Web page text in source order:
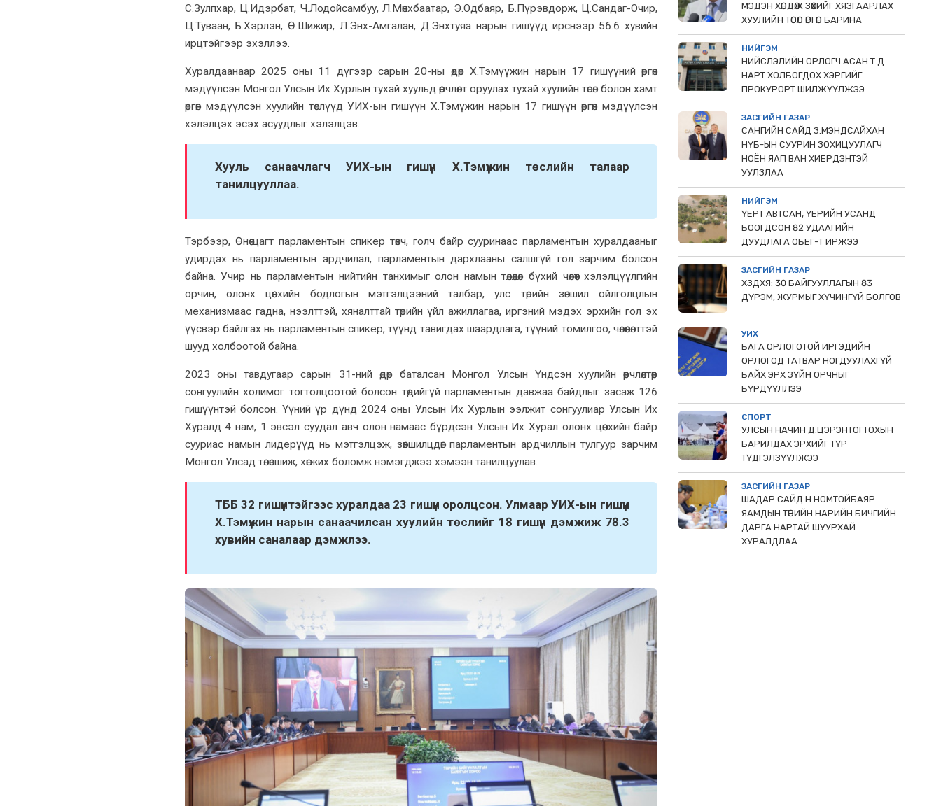
С.Зулпхар, Ц.Идэрбат, Ч.Лодойсамбуу, Л.Мөнхбаатар, Э.Одбаяр, Б.Пүрэвдорж, Ц.Сандаг-Очир,
Ц.Туваан, Б.Хэрлэн, Ө.Шижир, Л.Энх-Амгалан, Д.Энхтуяа нарын гишүүд ирснээр 56.6 хувийн
ирцтэйгээр эхэллээ.
Хуралдаанаар 2025 оны 11 дүгээр сарын 20-ны өдөр Х.Тэмүүжин нарын 17 гишүүний өргөн
мэдүүлсэн Монгол Улсын Их Хурлын тухай хуульд өөрчлөлт оруулах тухай хуулийн төсөл болон хамт
өргөн мэдүүлсэн хуулийн төслүүд УИХ-ын гишүүн Х.Тэмүжин нарын 17 гишүүн өргөн мэдүүлсэн
хэлэлцэх эсэх асуудлыг хэлэлцэв.
Хууль санаачлагч УИХ-ын гишүүн Х.Тэмүүжин төслийн талаар
танилцууллаа.
Тэрбээр, Өнөө цагт парламентын спикер төвч, голч байр сууринаас парламентын хуралдааныг
удирдах нь парламентын ардчилал, парламентын дархлааны салшгүй гол зарчим болсон
байна. Учир нь парламентын нийтийн танхимыг олон намын төлөөлөл бүхий чөлөөт хэлэлцүүлгийн
орчин, олонх цөөнхийн бодлогын мэтгэлцээний талбар, улс төрийн зөвшил ойлголцлын
механизмаас гадна, нээлттэй, хяналттай төрийн үйл ажиллагаа, иргэний мэдэх эрхийн гол эх
үүсвэр байлгах нь парламентын спикер, түүнд тавигдах шаардлага, түүний томилгоо, чөлөөлөлттэй
шууд холбоотой байна.
2023 оны тавдугаар сарын 31-ний өдөр баталсан Монгол Улсын Үндсэн хуулийн өөрчлөлтөөр
сонгуулийн холимог тогтолцоотой болсон төдийгүй парламентын давжаа байдлыг засаж 126
гишүүнтэй болсон. Үүний үр дүнд 2024 оны Улсын Их Хурлын ээлжит сонгуулиар Улсын Их
Хуралд 4 нам, 1 эвсэл суудал авч олон намаас бүрдсэн Улсын Их Хурал олонх цөөнхийн байр
сууриас намын лидерүүд нь мэтгэлцэж, зөвшилцдөг парламентын ардчиллын тулгуур зарчим
Монгол Улсад төлөвшиж, хөгжих боломж нэмэгджээ хэмээн танилцуулав.
ТББ 32 гишүүнтэйгээс хуралдаа 23 гишүүн оролцсон. Улмаар УИХ-ын гишүүн
Х.Тэмүүжин нарын санаачилсан хуулийн төслийг 18 гишүүн дэмжиж 78.3
хувийн саналаар дэмжлээ.
МЭДЭН ХӨНДӨЖ ЗӨӨХИЙГ ХЯЗГААРЛАХ
ХУУЛИЙН ТӨСӨЛ ӨРГӨН БАРИНА
НИЙГЭМ
НИЙСЛЭЛИЙН ОРЛОГЧ АСАН Т.Д
НАРТ ХОЛБОГДОХ ХЭРГИЙГ
ПРОКУРОРТ ШИЛЖҮҮЛЖЭЭ
ЗАСГИЙН ГАЗАР
САНГИЙН САЙД З.МЭНДСАЙХАН
НҮБ-ЫН СУУРИН ЗОХИЦУУЛАГЧ
НОЁН ЯАП ВАН ХИЕРДЭНТЭЙ
УУЛЗЛАА
НИЙГЭМ
ҮЕРТ АВТСАН, ҮЕРИЙН УСАНД
БООГДСОН 82 УДААГИЙН
ДУУДЛАГА ОБЕГ-Т ИРЖЭЭ
ЗАСГИЙН ГАЗАР
ХЗДХЯ: 30 БАЙГУУЛЛАГЫН 83
ДҮРЭМ, ЖУРМЫГ ХҮЧИНГҮЙ БОЛГОВ
УИХ
БАГА ОРЛОГОТОЙ ИРГЭДИЙН
ОРЛОГОД ТАТВАР НОГДУУЛАХГҮЙ
БАЙХ ЭРХ ЗҮЙН ОРЧНЫГ
БҮРДҮҮЛЛЭЭ
СПОРТ
УЛСЫН НАЧИН Д.ЦЭРЭНТОГТОХЫН
БАРИЛДАХ ЭРХИЙГ ТҮР
ТҮДГЭЛЗҮҮЛЖЭЭ
ЗАСГИЙН ГАЗАР
ШАДАР САЙД Н.НОМТОЙБАЯР
ЯАМДЫН ТӨРИЙН НАРИЙН БИЧГИЙН
ДАРГА НАРТАЙ ШУУРХАЙ
ХУРАЛДЛАА